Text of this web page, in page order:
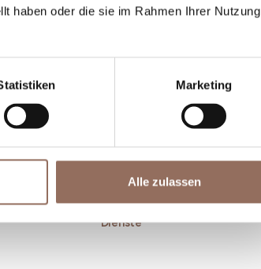
haben oder die sie im Rahmen Ihrer Nutzung
Marketing
Alle zulassen
Echtzeit.
Dienste